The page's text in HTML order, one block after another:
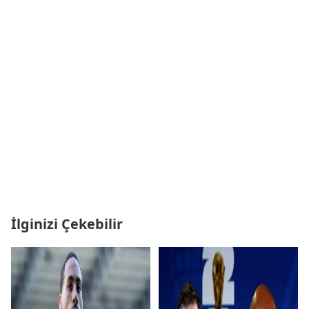
İlginizi Çekebilir